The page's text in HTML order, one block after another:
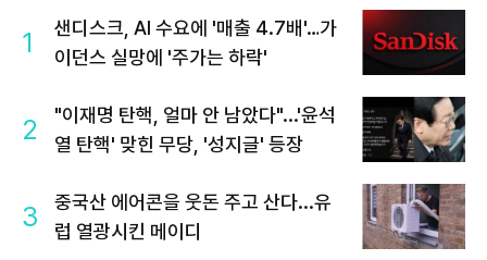
1
샌디스크, AI 수요에 '매출 4.7배'…가
이던스 실망에 '주가는 하락'
2
"이재명 탄핵, 얼마 안 남았다"...'윤석
열 탄핵' 맞힌 무당, '성지글' 등장
3
중국산 에어콘을 웃돈 주고 산다...유
럽 열광시킨 메이디